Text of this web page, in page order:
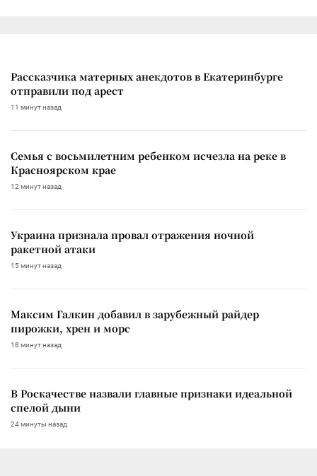
Рассказчика матерных анекдотов в Екатеринбурге
отправили под арест
11 минут назад
Семья с восьмилетним ребенком исчезла на реке в
Красноярском крае
12 минут назад
Украина признала провал отражения ночной
ракетной атаки
15 минут назад
Максим Галкин добавил в зарубежный райдер
пирожки, хрен и морс
18 минут назад
В Роскачестве назвали главные признаки идеальной
спелой дыни
24 минуты назад